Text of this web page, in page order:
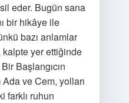
eder. Bugün sana
bir hikâye ile
bazı anlamlar
yer ettiğinde
Başlangıcın
ve Cem, yolları
farklı ruhun